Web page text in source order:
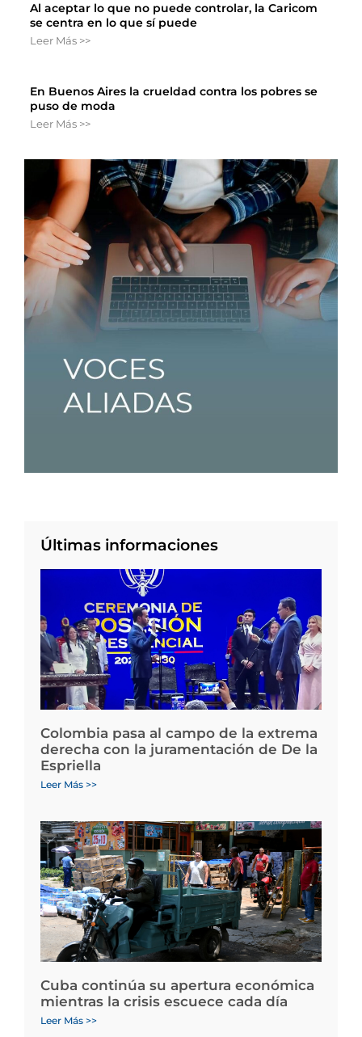
Al aceptar lo que no puede controlar, la Caricom
se centra en lo que sí puede
Leer Más >>
En Buenos Aires la crueldad contra los pobres se
puso de moda
Leer Más >>
Últimas informaciones
Colombia pasa al campo de la extrema
derecha con la juramentación de De la
Espriella
Leer Más >>
Cuba continúa su apertura económica
mientras la crisis escuece cada día
Leer Más >>